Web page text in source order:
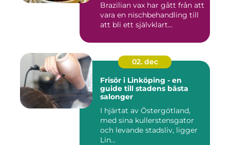
Brazilian vax har gått från att
vara en nischbehandling till
att bli ett självklart...
02. dec
Frisör i Linköping - en
guide till stadens bästa
salonger
I hjärtat av Östergötland,
med sina kullerstensgator
och levande stadsliv, ligger
Lin...